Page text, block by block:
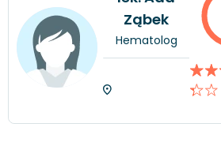
Ząbek
Hematolog